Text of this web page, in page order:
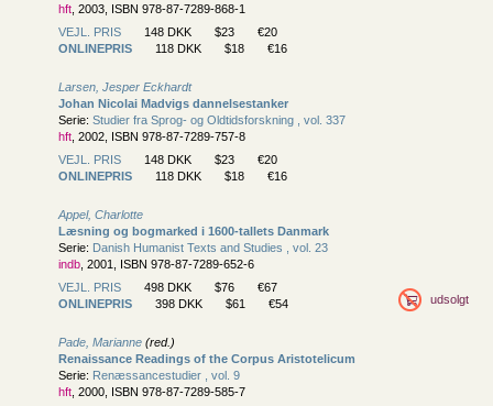
hft , 2003, ISBN 978-87-7289-868-1
VEJL. PRIS
148 DKK $23
€20
ONLINEPRIS
118 DKK $18 €16
Larsen, Jesper Eckhardt
Johan Nicolai Madvigs dannelsestanker
Serie: Studier fra Sprog- og Oldtidsforskning , vol. 337
hft , 2002, ISBN 978-87-7289-757-8
VEJL. PRIS
148 DKK $23
€20
ONLINEPRIS
118 DKK $18 €16
Appel, Charlotte
Læsning og bogmarked i 1600-tallets Danmark
Serie: Danish Humanist Texts and Studies , vol. 23
indb , 2001, ISBN 978-87-7289-652-6
VEJL. PRIS
498 DKK $76
€67
ONLINEPRIS
398 DKK $61 €54 udsolgt
Pade, Marianne (red.)
Renaissance Readings of the Corpus Aristotelicum
Serie: Renæssancestudier , vol. 9
hft , 2000, ISBN 978-87-7289-585-7